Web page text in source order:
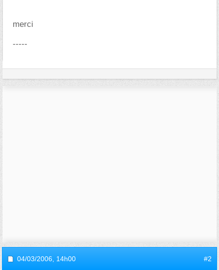
merci
-----
04/03/2006, 14h00 #2